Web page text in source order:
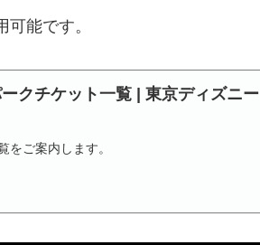
能です。
クチケット一覧 | 東京ディズニー
をご案内します。